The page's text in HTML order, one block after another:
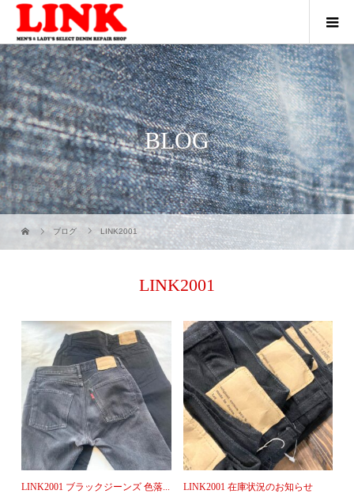
BLOG
ブログ LINK2001
LINK2001
LINK2001 ブラックジーンズ 色落... LINK2001 在庫状況のお知らせ